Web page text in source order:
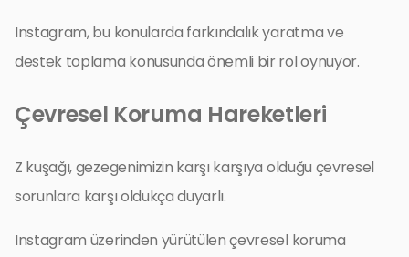
Instagram, bu konularda farkındalık yaratma ve
destek toplama konusunda önemli bir rol oynuyor.
Çevresel Koruma Hareketleri
Z kuşağı, gezegenimizin karşı karşıya olduğu çevresel
sorunlara karşı oldukça duyarlı.
Instagram üzerinden yürütülen çevresel koruma